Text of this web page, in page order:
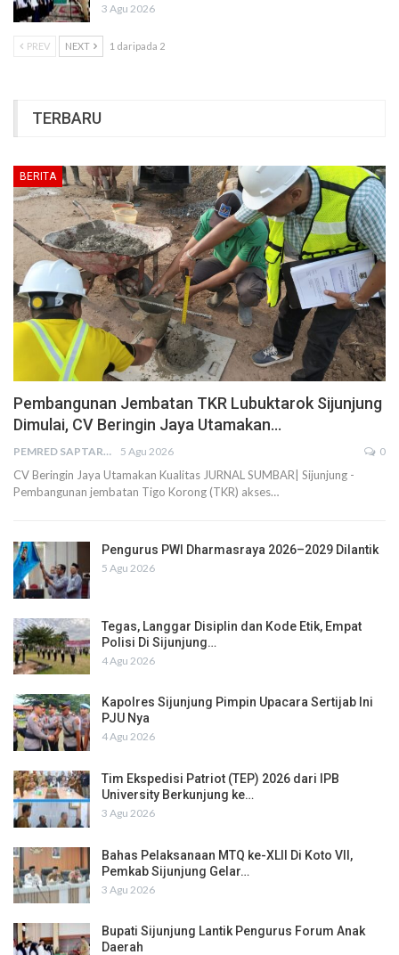
3 Agu 2026
PREV NEXT 1 daripada 2
TERBARU
BERITA
Pembangunan Jembatan TKR Lubuktarok Sijunjung
Dimulai, CV Beringin Jaya Utamakan…
PEMRED SAPTARIUS 5 Agu 2026 0
CV Beringin Jaya Utamakan Kualitas JURNAL SUMBAR| Sijunjung -
Pembangunan jembatan Tigo Korong (TKR) akses…
Pengurus PWI Dharmasraya 2026–2029 Dilantik
5 Agu 2026
Tegas, Langgar Disiplin dan Kode Etik, Empat
Polisi Di Sijunjung…
4 Agu 2026
Kapolres Sijunjung Pimpin Upacara Sertijab Ini
PJU Nya
4 Agu 2026
Tim Ekspedisi Patriot (TEP) 2026 dari IPB
University Berkunjung ke…
3 Agu 2026
Bahas Pelaksanaan MTQ ke-XLII Di Koto VII,
Pemkab Sijunjung Gelar…
3 Agu 2026
Bupati Sijunjung Lantik Pengurus Forum Anak
Daerah